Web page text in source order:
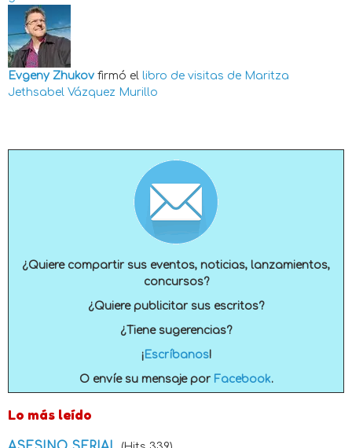
Evgeny Zhukov firmó el libro de visitas de Maritza
Jethsabel Vázquez Murillo
¿Quiere compartir sus eventos, noticias, lanzamientos,
concursos?
¿Quiere publicitar sus escritos?
¿Tiene sugerencias?
¡ Escríbanos!
O envíe su mensaje por Facebook.
Lo más leído